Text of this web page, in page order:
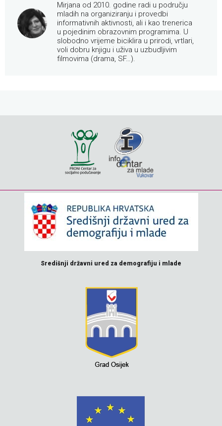
Mirjana od 2010. godine radi u području
mladih na organiziranju i provedbi
informativnih aktivnosti, ali i kao trenerica
u pojedinim obrazovnim programima. U
slobodno vrijeme biciklira u prirodi, vrtlari,
voli dobru knjigu i uživa u uzbudljivim
filmovima (drama, SF…).
Središnji državni ured za demografiju i mlade